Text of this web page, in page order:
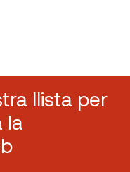
llista per
la